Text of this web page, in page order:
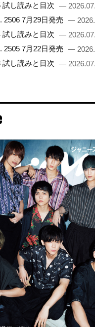
試し読みと目次 —
2506 7月29日発売 —
試し読みと目次 —
2505 7月22日発売 —
試し読みと目次 —